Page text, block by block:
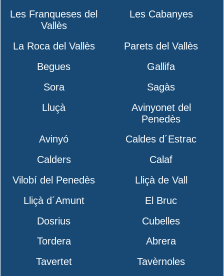
Les Franqueses del
Vallès
Les Cabanyes
La Roca del Vallès
Parets del Vallès
Begues
Gallifa
Sora
Sagàs
Lluçà
Avinyonet del
Penedès
Avinyó
Caldes d´Estrac
Calders
Calaf
Vilobí del Penedès
Lliçà de Vall
Lliçà d´Amunt
El Bruc
Dosrius
Cubelles
Tordera
Abrera
Tavertet
Tavèrnoles